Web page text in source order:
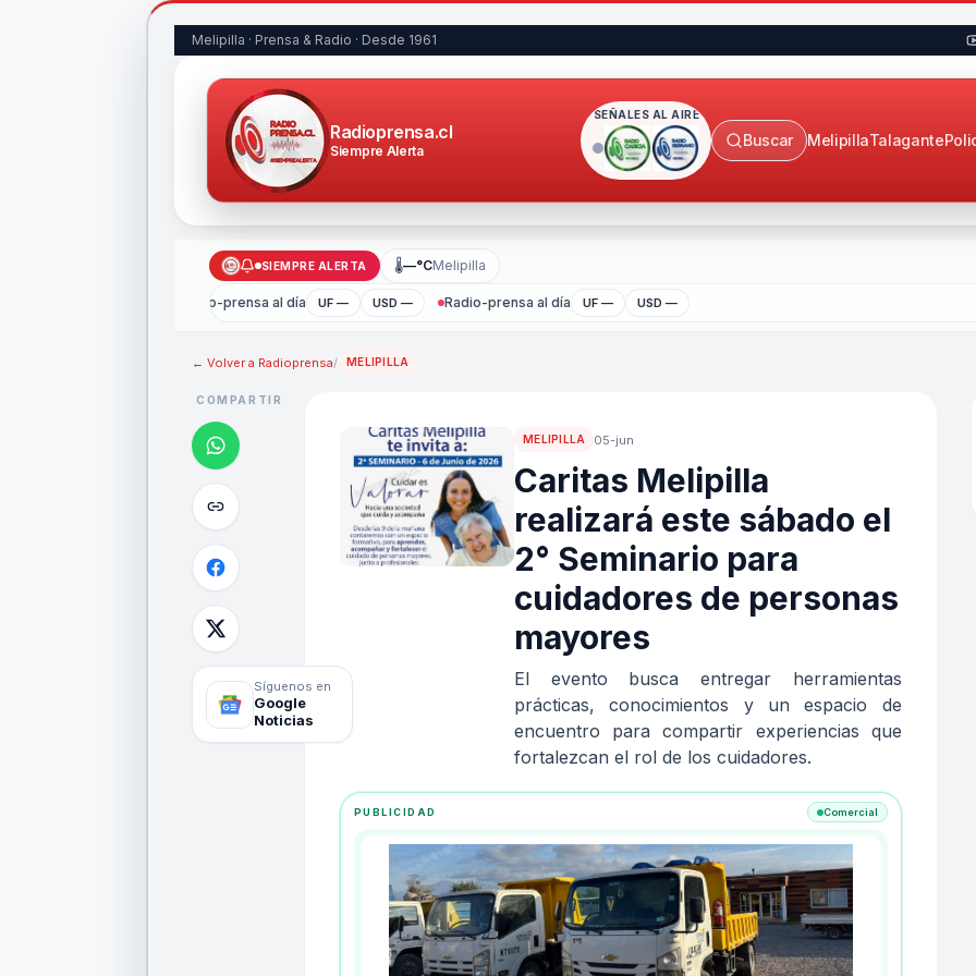
Melipilla · Prensa & Radio · Desde 1961
Radioprensa.cl
Siempre Alerta
SEÑALES AL AIRE
Buscar MelipillaTalagante
SIEMPRE ALERTA 🌡—°CMelipilla
Radio-prensa al día UF — USD — Radio-prensa al día UF — USD —
← Volver a Radioprensa/ MELIPILLA
COMPARTIR
Síguenos en
Google
Noticias
MELIPILLA 05-jun
Caritas Melipilla
realizará este sábado el
2° Seminario para
cuidadores de personas
mayores
El evento busca entregar herramientas
prácticas, conocimientos y un espacio de
encuentro para compartir experiencias que
fortalezcan el rol de los cuidadores.
PUBLICIDAD Comercial